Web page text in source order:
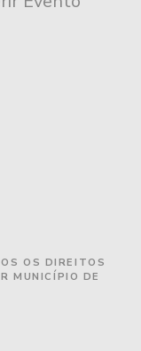
OS DIREITOS
MUNICÍPIO DE